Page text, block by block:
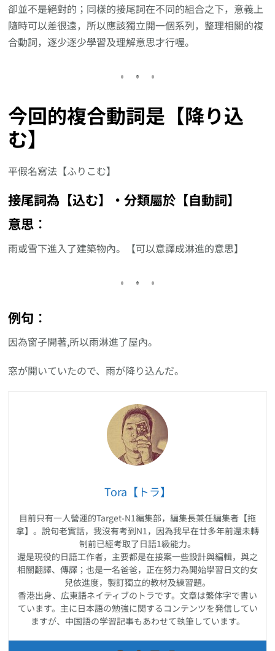
卻並不是絕對的；同樣的接尾詞在不同的組合之下，意義上
隨時可以差很遠，所以應該獨立開一個系列，整理相關的複
合動詞，逐少逐少學習及理解意思才行喔。
今回的複合動詞是【降り込
む】
平假名寫法【ふりこむ】
接尾詞為【込む】‧分類屬於【自動詞】
意思︰
雨或雪下進入了建築物內。【可以意譯成淋進的意思】
例句︰
因為窗子開著,所以雨淋進了屋內。
窓が開いていたので、雨が降り込んだ。
Tora【トラ】
目前只有一人營運的Target-N1編集部，編集長兼任編集者【拖
拿】。說句老實話，我沒有考到N1，因為我早在廿多年前還未轉
制前已經考取了日語1級能力。
還是現役的日語工作者，主要都是在接案一些設計與編輯，與之
相關翻譯、傳譯；也是一名爸爸，正在努力為開始學習日文的女
兒依進度，製訂獨立的教材及練習題。
香港出身、広東語ネイティブのトラです。文章は繁体字で書い
ています。主に日本語の勉強に関するコンテンツを発信してい
ますが、中国語の学習記事もあわせて執筆しています。